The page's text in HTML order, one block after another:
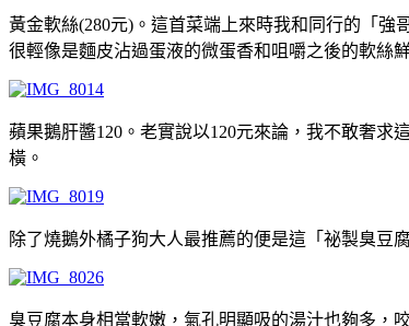
黃金軟絲(280元)。這首菜端上來時我和同行的「
很輕像是麵皮沾過蛋液的微蛋香和咀嚼之後的軟絲
蘋果鵝肝醬120。老實說以120元來論，我不敢奢
橫。
除了燒鵝外橘子狗大人最推薦的便是這「祕製臭豆
臭豆腐本身相當軟嫩，氣孔明顯吸的湯汁也夠多，